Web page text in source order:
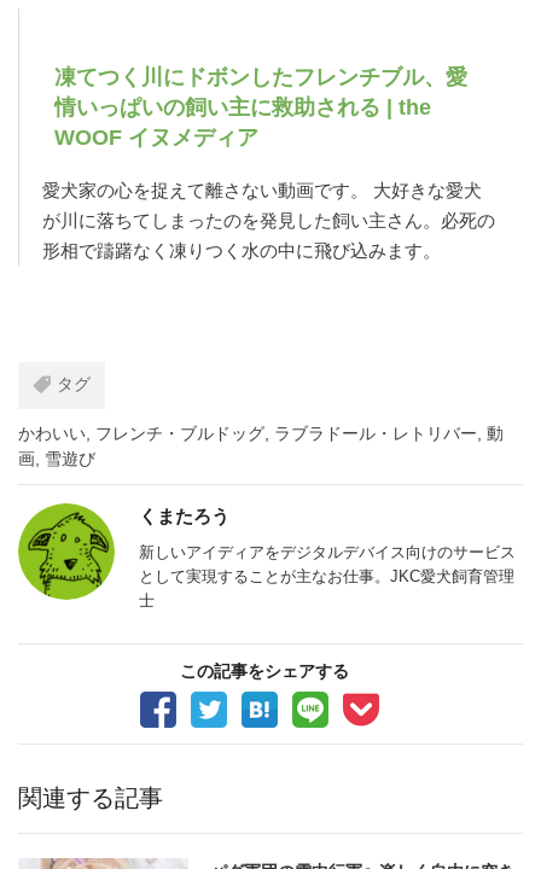
凍てつく川にドボンしたフレンチブル、愛
情いっぱいの飼い主に救助される | the
WOOF イヌメディア
愛犬家の心を捉えて離さない動画です。 大好きな愛犬
が川に落ちてしまったのを発見した飼い主さん。必死の
形相で躊躇なく凍りつく水の中に飛び込みます。
タグ
かわいい フレンチ・ブルドッグ ラブラドール・レトリバー 動
画 雪遊び
くまたろう
新しいアイディアをデジタルデバイス向けのサービス
として実現することが主なお仕事。JKC愛犬飼育管理
士
この記事をシェアする
関連する記事